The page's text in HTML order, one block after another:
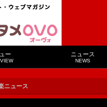
ー ニュース
NEWS
ニュース